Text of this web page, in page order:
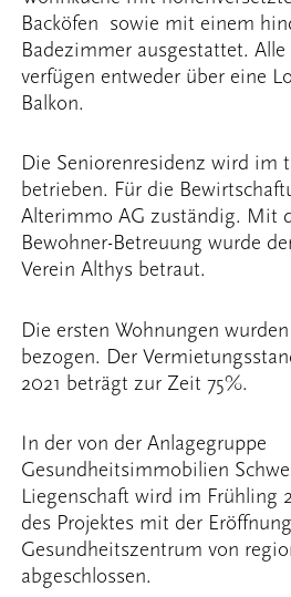
Backöfen sowie mit einem
Badezimmer ausgestattet.
verfügen entweder über eine
Balkon.
Die Seniorenresidenz wird im
betrieben. Für die
Alterimmo AG zuständig. Mit
Bewohner-Betreuung wurde
Verein Althys betraut.
Die ersten Wohnungen
bezogen. Der
2021 beträgt zur Zeit 75%.
In der von der Anlagegruppe
Gesundheitsimmobilien
Liegenschaft wird im Frühling
des Projektes mit der
Gesundheitszentrum von
abgeschlossen.